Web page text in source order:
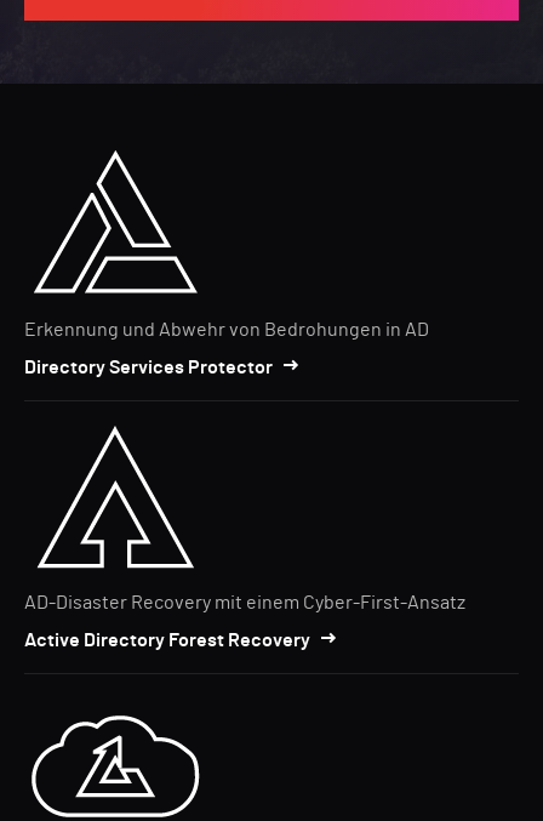
Erkennung und Abwehr von Bedrohungen in AD
Directory Services Protector
AD-Disaster Recovery mit einem Cyber-First-Ansatz
Active Directory Forest Recovery